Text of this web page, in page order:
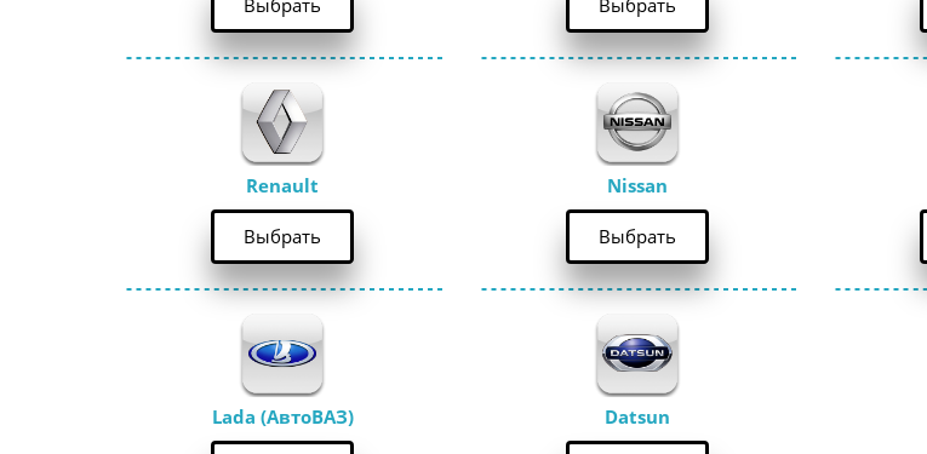
Выбрать Выбрать
Renault
Выбрать
Nissan
Выбрать
Lada (АвтоВАЗ) Datsun